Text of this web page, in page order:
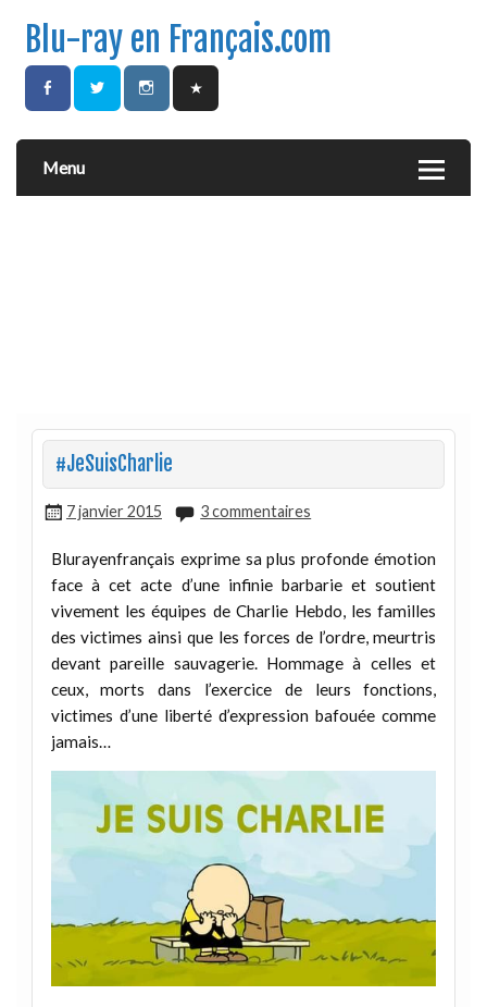
Blu-ray en Français.com
Menu
#JeSuisCharlie
7 janvier 2015 3 commentaires
Blurayenfrançais exprime sa plus profonde émotion
face à cet acte d’une infinie barbarie et soutient
vivement les équipes de Charlie Hebdo, les familles
des victimes ainsi que les forces de l’ordre, meurtris
devant pareille sauvagerie. Hommage à celles et
ceux, morts dans l’exercice de leurs fonctions,
victimes d’une liberté d’expression bafouée comme
jamais…